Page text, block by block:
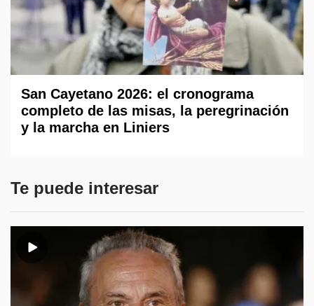
San Cayetano 2026: el cronograma
completo de las misas, la peregrinación
y la marcha en Liniers
Te puede interesar